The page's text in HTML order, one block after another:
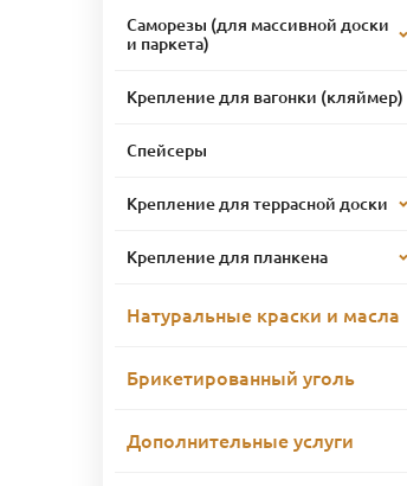
Саморезы (для массивной доски
и паркета)
Крепление для вагонки (кляймер)
Спейсеры
Крепление для террасной доски
Крепление для планкена
Натуральные краски и масла
Брикетированный уголь
Дополнительные услуги